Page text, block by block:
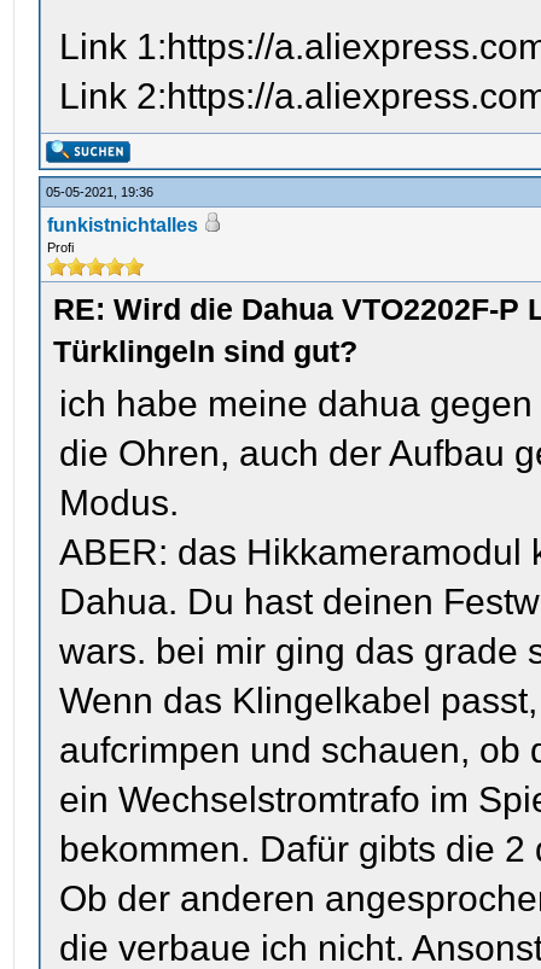
Link 1:https://
Link 2:https://
05-05-2021, 19:36
funkistnichtalles
Profi
RE: Wird die Dahua VTO2202F-
Türklingeln sind gut?
ich habe meine dahua
die Ohren, auch der Aufbau
Modus.
ABER: das Hikkameramodul
Dahua. Du hast deinen
wars. bei mir ging das grade
Wenn das Klingelkabel
aufcrimpen und schauen, ob
ein Wechselstromtrafo im
bekommen. Dafür gibts die 2
Ob der anderen
die verbaue ich nicht.